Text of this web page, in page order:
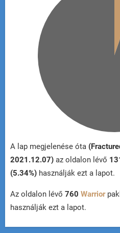
A lap megjelenése óta
2021.12.07) az oldalon lévő
(5.34%) használják ezt a lapot.
Az oldalon lévő 760 Warrior
használják ezt a lapot.